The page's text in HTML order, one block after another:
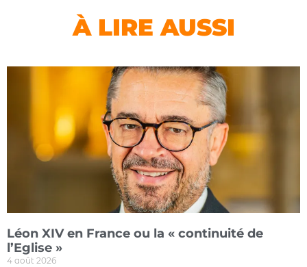
À LIRE AUSSI
Léon XIV en France ou la « continuité de
l’Eglise »
4 août 2026